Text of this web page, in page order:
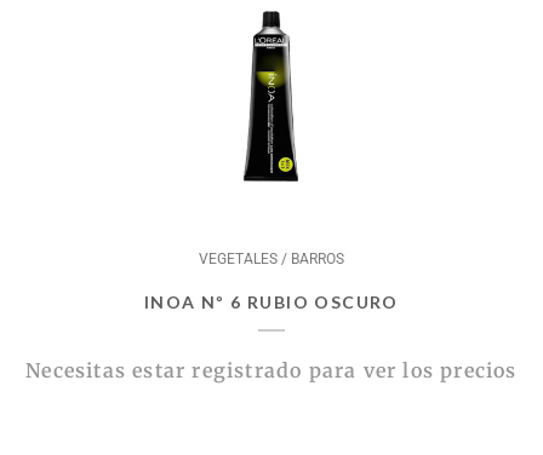
VEGETALES / BARROS
INOA Nº 6 RUBIO OSCURO
Necesitas estar registrado para ver los precios